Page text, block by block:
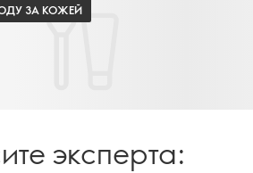
ЗА КОЖЕЙ
эксперта: